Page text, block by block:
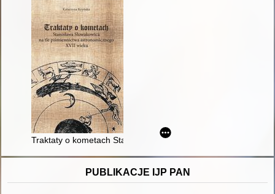
Traktaty o kometach Stanisława Słowakowica na tle
PUBLIKACJE IJP PAN